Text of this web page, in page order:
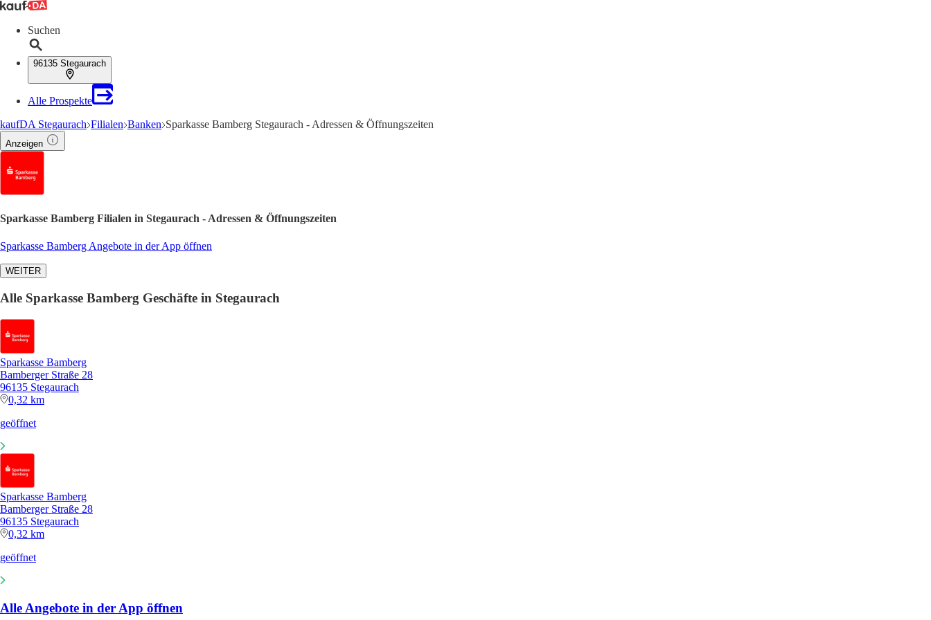
Suchen
96135 Stegaurach
Alle Prospekte
kaufDA Stegaurach Filialen Banken Sparkasse Bamberg Stegaurach - Adressen & Öffnungszeiten
Anzeigen
Sparkasse Bamberg Filialen in Stegaurach - Adressen & Öffnungszeiten
Sparkasse Bamberg Angebote in der App öffnen
WEITER
Alle Sparkasse Bamberg Geschäfte in Stegaurach
Sparkasse Bamberg
Bamberger Straße 28
96135 Stegaurach
0,32 km
geöffnet
Sparkasse Bamberg
Bamberger Straße 28
96135 Stegaurach
0,32 km
geöffnet
Alle Angebote in der App öffnen